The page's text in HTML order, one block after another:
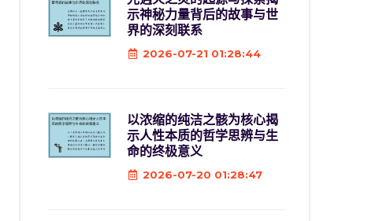
示神秘力量背后的故事与世
界的深刻联系
2026-07-21 01:28:44
以浓缩的纯洁之骸为核心揭
示人性本质的哲学思辨与生
命的终极意义
2026-07-20 01:28:47